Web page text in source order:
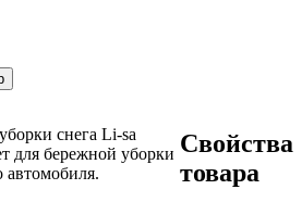
снега Li-sa
для бережной уборки
автомобиля.
Свойства
товара